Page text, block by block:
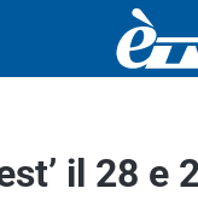
il 28 e